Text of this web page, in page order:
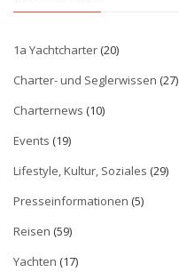
1a Yachtcharter(20)
Charter- und Seglerwissen (27)
Charternews (10)
Events (19)
Lifestyle, Kultur, Soziales (29)
Presseinformationen (5)
Reisen (59)
Yachten (17)